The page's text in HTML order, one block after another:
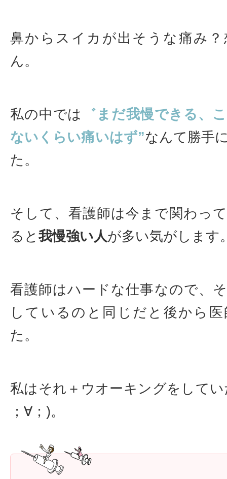
鼻からスイカが出そうな痛み
ん。
私の中では
゛まだ我慢できる、
ないくらい痛いはず”なんて勝手
た。
そして、看護師は今まで関わっ
ると 我慢強い人が多い気がします
看護師はハードな仕事なので、
しているのと同じだと後から
た。
私はそれ＋ウオーキングをして
；∀；)。